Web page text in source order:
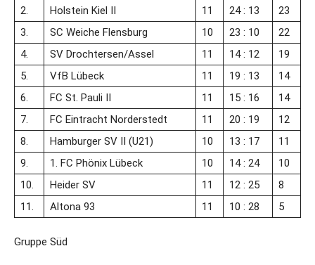
2.
Holstein Kiel II 11 24 : 13
23
3.
SC Weiche Flensburg 10 23 : 10
22
4.
SV Drochtersen/​Assel 11 14 : 12
19
5.
VfB Lübeck 11 19 : 13
14
6.
FC St. Pauli II 11 15 : 16
14
7.
FC Eintracht Norderstedt 11 20 : 19
12
8.
Hamburger SV II (U21) 10 13 : 17
11
9.
1. FC Phönix Lübeck 10 14 : 24
10
10.
Heider SV 11 12 : 25
8
11.
Altona 93 11 10 : 28 5
Gruppe Süd